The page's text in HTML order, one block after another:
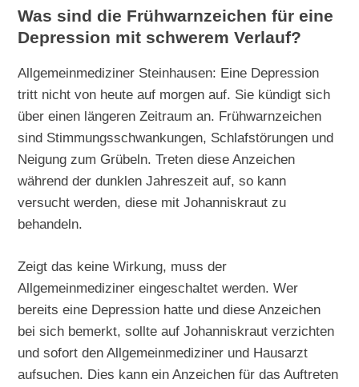
Was sind die Frühwarnzeichen für eine
Depression mit schwerem Verlauf?
Allgemeinmediziner Steinhausen: Eine Depression
tritt nicht von heute auf morgen auf. Sie kündigt sich
über einen längeren Zeitraum an. Frühwarnzeichen
sind Stimmungsschwankungen, Schlafstörungen und
Neigung zum Grübeln. Treten diese Anzeichen
während der dunklen Jahreszeit auf, so kann
versucht werden, diese mit Johanniskraut zu
behandeln.
Zeigt das keine Wirkung, muss der
Allgemeinmediziner eingeschaltet werden. Wer
bereits eine Depression hatte und diese Anzeichen
bei sich bemerkt, sollte auf Johanniskraut verzichten
und sofort den Allgemeinmediziner und Hausarzt
aufsuchen. Dies kann ein Anzeichen für das Auftreten